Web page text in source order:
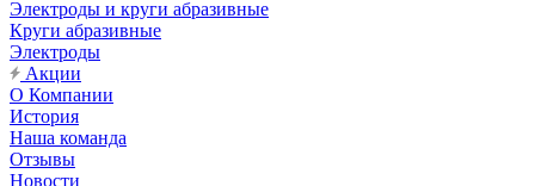
Электроды и круги абразивные
Круги абразивные
Электроды
Акции
О Компании
История
Наша команда
Отзывы
Новости